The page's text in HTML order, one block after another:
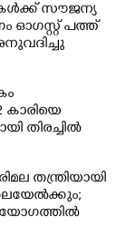
സൗജന്യ
ഓഗസ്റ്റ് പത്ത്
കാരിയെ
തിരച്ചിൽ
തന്ത്രിയായി